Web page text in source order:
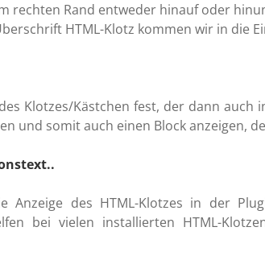
rechten Rand entweder hinauf oder
HTML-Klotz kommen wir in die
Klotzes/Kästchen fest, der dann auch
und somit auch einen Block anzeigen,
des HTML-Klotzes in der
bei vielen installierten HTML-